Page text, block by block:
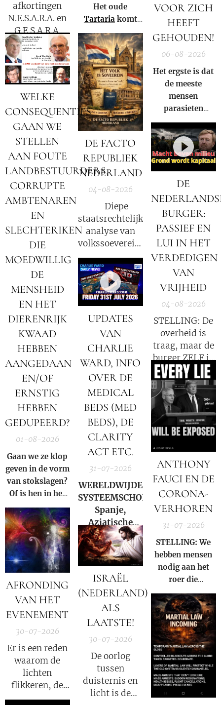
Het oude
Tartaria komt
weer tot leven!
VOOR ZICH
HEEFT
GEHOUDEN!
06-08-2026
Het ergste is dat
de meeste
mensen
parasieten
hebben – en het
niet eens weten.
afkortingen
N.E.S.A.R.A. en
G.E.S.A.R.A.
voor?
DE FACTO
REPUBLIEK
NEDERLAND
04-08-2026
⚖️ Diepe
staatsrechtelijke
analyse van
volkssoevereiniteit
in Nederland
DE
BURGER:
PASSIEF EN
LUI IN HET
VERDEDIGEN
VAN
VRIJHEID
04-08-2026
STELLING: De
overheid is
traag, maar de
burger ZELF is
de oorzaak!
WELKE
CONSEQUENTIES
GAAN WE
STELLEN
AAN FOUTE
LANDBESTUURDERS,
CORRUPTE
AMBTENAREN
EN
SLECHTERIKEN
DIE
MOEDWILLIG
DE
MENSHEID
EN HET
DIERENRIJK
KWAAD
HEBBEN
AANGEDAAN
EN/OF
ERNSTIG
HEBBEN
GEDUPEERD?
01-08-2026
Gaan we ze klop
geven in de vorm
van stokslagen?
Of is hen in het
Licht zetten van
de Waarheid een
veel grotere
straf?
UPDATES
VAN
CHARLIE
WARD, INFO
OVER DE
MEDICAL
BEDS (MED
BEDS), DE
CLARITY
ACT ETC.
31-07-2026
WERELDWIJDE
SYSTEEMSCHOK:
Spanje,
Aziatische
markten en
Hormuz |
Charlie Ward
Daily News
ANTHONY
FAUCI EN DE
CORONA-
VERHOREN
31-07-2026
STELLING: We
hebben mensen
nodig aan het
roer die
gezamenlijk
voorkomen dat
iemand ooit nog
een nieuwe Fauci
kan worden.
AFRONDING
VAN HET
EVENEMENT
30-07-2026
Er is een reden
waarom de
lichten
flikkeren, de
satellieten
ISRAËL
(NEDERLAND)
ALS
LAATSTE!
30-07-2026
De oorlog
tussen
duisternis en
licht is de